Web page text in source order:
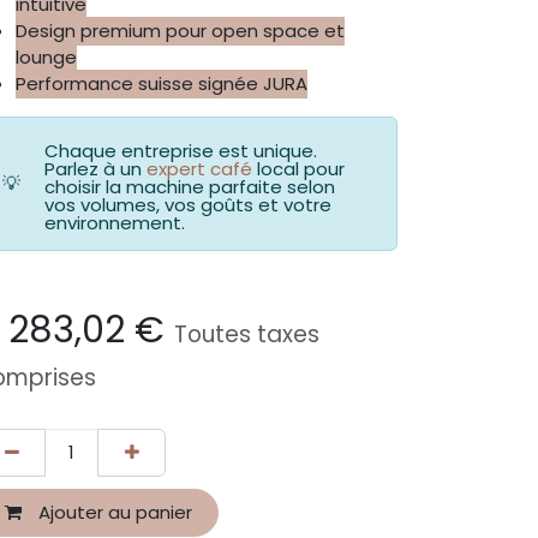
Design premium pour o​pen space et
lounge
Performance suisse signée JURA
💡
Chaque entreprise est unique.
Parlez à un expert café local pour
choisir la machine parfaite selon
vos volumes, vos goûts et votre
environnement.
€ Toutes taxes
Ajouter au panier